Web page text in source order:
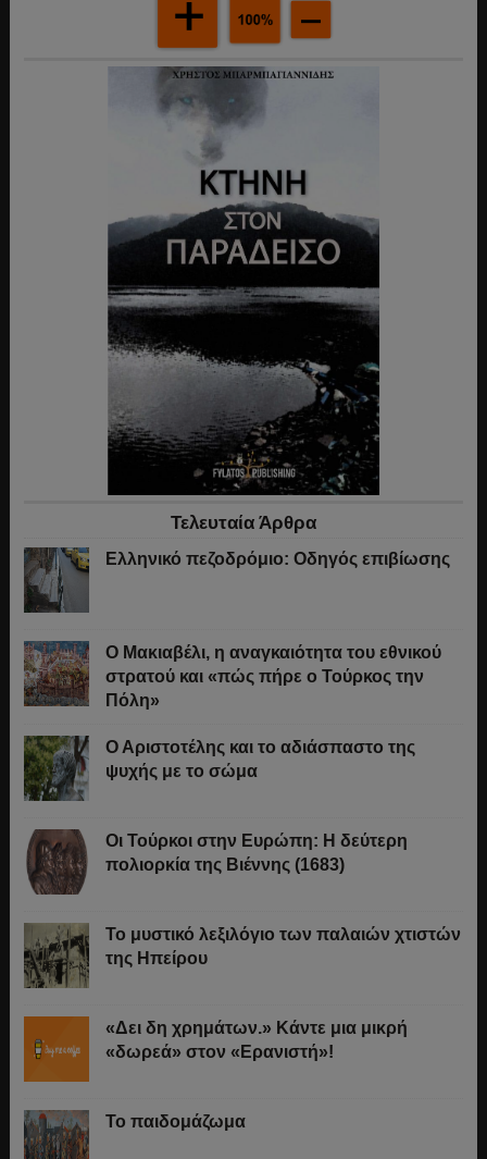
Τελευταία Άρθρα
Ελληνικό πεζοδρόμιο: Οδηγός επιβίωσης
Ο Μακιαβέλι, η αναγκαιότητα του εθνικού
στρατού και «πώς πήρε ο Τούρκος την
Πόλη»
Ο Αριστοτέλης και το αδιάσπαστο της
ψυχής με το σώμα
Οι Τούρκοι στην Ευρώπη: Η δεύτερη
πολιορκία της Βιέννης (1683)
Το μυστικό λεξιλόγιο των παλαιών χτιστών
της Ηπείρου
«Δει δη χρημάτων.» Κάντε μια μικρή
«δωρεά» στον «Ερανιστή»!
Το παιδομάζωμα